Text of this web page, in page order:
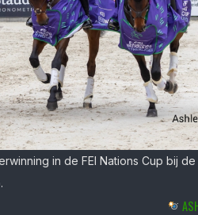
in de FEI Nations Cup bij de